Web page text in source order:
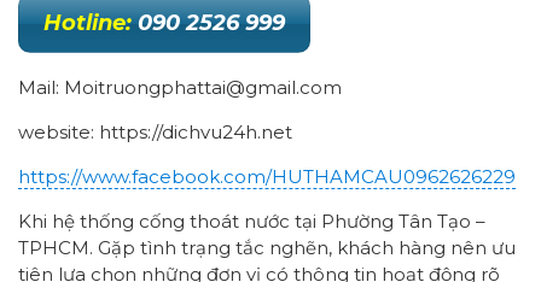
Hotline: 090 2526 999
Mail: Moitruongphattai@gmail.com
website: https://dichvu24h.net
https://www.facebook.com/HUTHAMCAU0962626229
Khi hệ thống cống thoát nước tại Phường Tân Tạo –
TPHCM. Gặp tình trạng tắc nghẽn, khách hàng nên ưu
tiên lựa chọn những đơn vị có thông tin hoạt động rõ